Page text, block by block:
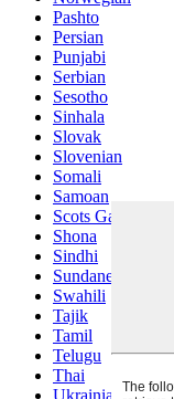
Pashto
Persian
Punjabi
Serbian
Sesotho
Sinhala
Slovak
Slovenian
Somali
Samoan
Scots Gaelic
Shona
Sindhi
Sundanese
Swahili
Tajik
Tamil
Telugu
Thai
Ukrainian